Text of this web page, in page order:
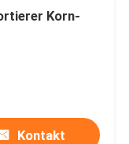
Korn-
Kontakt